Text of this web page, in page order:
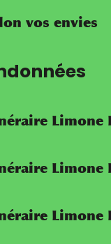
vos envies
Limone
Limone
Limone